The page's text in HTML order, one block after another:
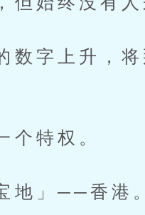
字上升，将
特权。
地」──香港。